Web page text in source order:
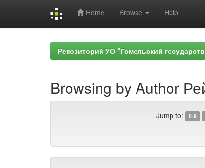
Home Browse Help
Репозиторий УО "Гомельский
Browsing by Author
Jump to: 0-9